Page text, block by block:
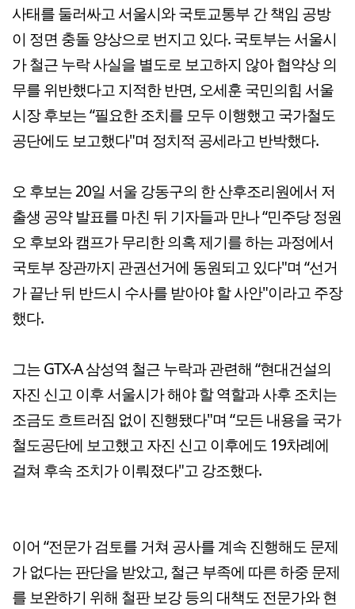
사태를 둘러싸고 서울시와 국토교통부 간 책임 공방
이 정면 충돌 양상으로 번지고 있다. 국토부는 서울시
가 철근 누락 사실을 별도로 보고하지 않아 협약상 의
무를 위반했다고 지적한 반면, 오세훈 국민의힘 서울
시장 후보는 “필요한 조치를 모두 이행했고 국가철도
공단에도 보고했다"며 정치적 공세라고 반박했다.
오 후보는 20일 서울 강동구의 한 산후조리원에서 저
출생 공약 발표를 마친 뒤 기자들과 만나 “민주당 정원
오 후보와 캠프가 무리한 의혹 제기를 하는 과정에서
국토부 장관까지 관권선거에 동원되고 있다"며 “선거
가 끝난 뒤 반드시 수사를 받아야 할 사안"이라고 주장
했다.
그는 GTX-A 삼성역 철근 누락과 관련해 “현대건설의
자진 신고 이후 서울시가 해야 할 역할과 사후 조치는
조금도 흐트러짐 없이 진행됐다"며 “모든 내용을 국가
철도공단에 보고했고 자진 신고 이후에도 19차례에
걸쳐 후속 조치가 이뤄졌다"고 강조했다.
이어 “전문가 검토를 거쳐 공사를 계속 진행해도 문제
가 없다는 판단을 받았고, 철근 부족에 따른 하중 문제
를 보완하기 위해 철판 보강 등의 대책도 전문가와 현